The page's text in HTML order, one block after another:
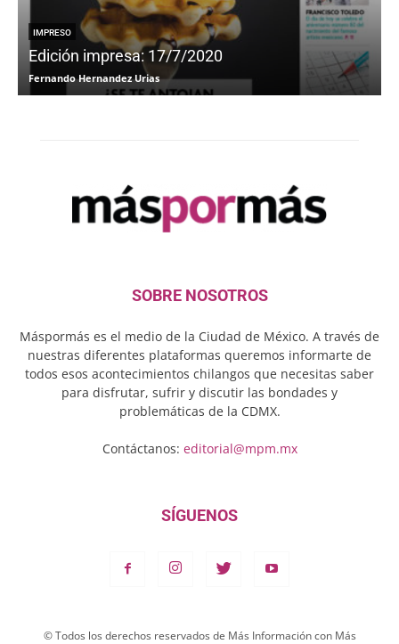
IMPRESO
Edición impresa: 17/7/2020
Fernando Hernandez Urias
SOBRE NOSOTROS
Máspormás es el medio de la Ciudad de México. A través de
nuestras diferentes plataformas queremos informarte de
todos esos acontecimientos chilangos que necesitas saber
para disfrutar, sufrir y discutir las bondades y
problemáticas de la CDMX.
Contáctanos: editorial@mpm.mx
SÍGUENOS
© Todos los derechos reservados de Más Información con Más